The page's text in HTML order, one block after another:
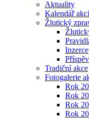
Aktuality
Kalendář akcí
Žlutický
Inzerce
Tradiční akce
Fotogalerie
Rok
Rok
Rok
Rok